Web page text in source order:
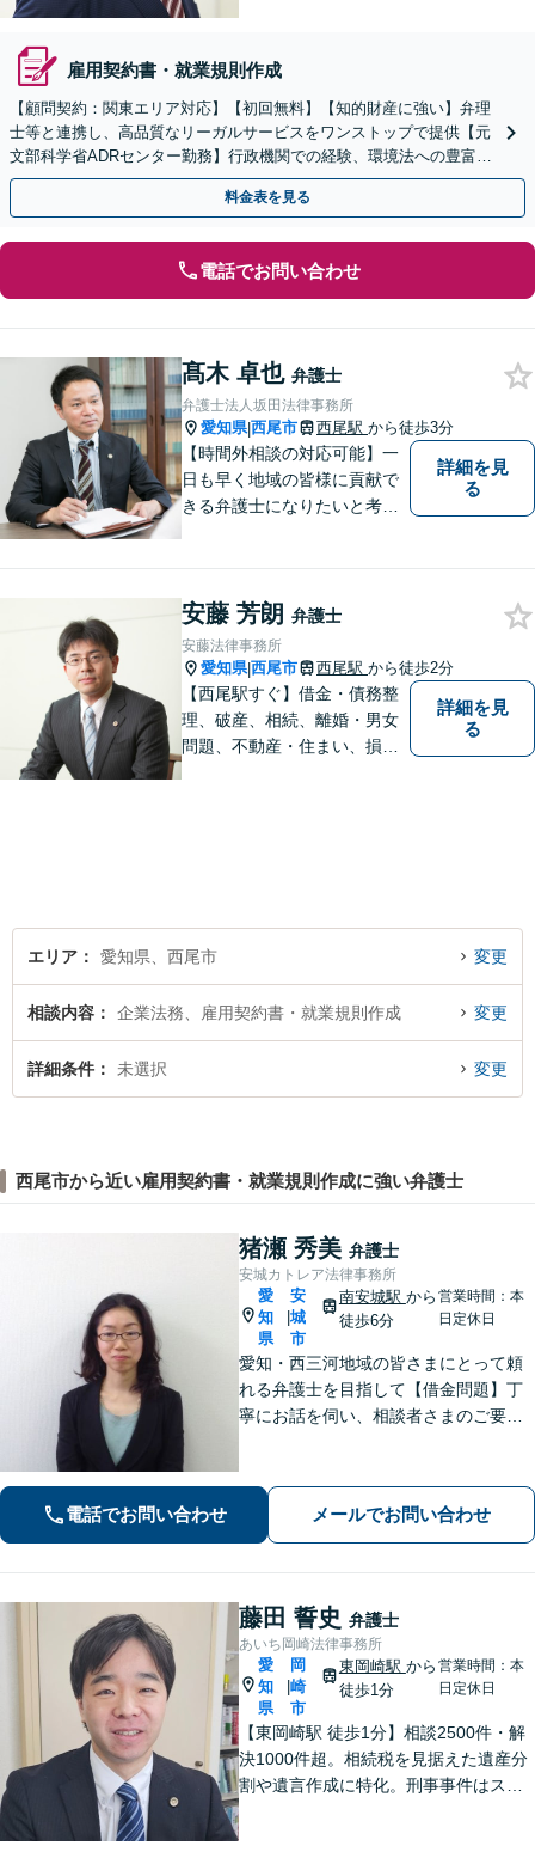
雇用契約書・就業規則作成
【顧問契約：関東エリア対応】【初回無料】【知的財産に強い】弁理
士等と連携し、高品質なリーガルサービスをワンストップで提供【元
文部科学省ADRセンター勤務】行政機関での経験、環境法への豊富な
知識を活かし、事業者さまの抱える問題を解決へ導きます
料金表を見る
電話でお問い合わせ
髙木 卓也 弁護士
弁護士法人坂田法律事務所
愛知県|西尾市 西尾駅 から徒歩3分
【時間外相談の対応可能】一
日も早く地域の皆様に貢献で
きる弁護士になりたいと考え
ださい
詳細を見
る
安藤 芳朗 弁護士
安藤法律事務所
愛知県|西尾市 西尾駅 から徒歩2分
【西尾駅すぐ】借金・債務整
理、破産、相続、離婚・男女
問題、不動産・住まい、損害
詳細を見
る
エリア 愛知県、西尾市 変更
相談内容 企業法務、雇用契約書・就業規則作成 変更
詳細条件 未選択 変更
西尾市から近い雇用契約書・就業規則作成に強い弁護士
猪瀬 秀美 弁護士
安城カトレア法律事務所
愛
知
県
|
安
城
市
南安城駅 から
徒歩6分
営業時間：本
日定休日
愛知・西三河地域の皆さまにとって頼
れる弁護士を目指して【借金問題】丁
寧にお話を伺い、相談者さまのご要望
な配慮のある解決策をご提案します
【お子さま連れのご相談可】
電話でお問い合わせ メールでお問い合わせ
藤田 誓史 弁護士
あいち岡崎法律事務所
愛
知
県
|
岡
崎
市
東岡崎駅 から
徒歩1分
営業時間：本
日定休日
【東岡崎駅 徒歩1分】相談2500件・解
決1000件超。相続税を見据えた遺産分
割や遺言作成に特化。刑事事件はスピ